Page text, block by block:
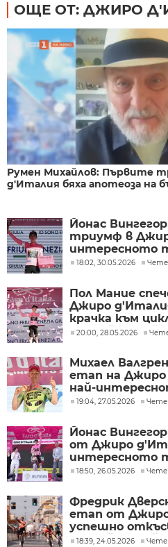
ОЩЕ ОТ: ДЖИРО
Румен Михайлов: Първите
д'Италия бяха апотеоза на
Йонас
триумф в
интересното
18:02, 30.05.2026 Чете
Пол Мание
Джиро
крачка към
(Гледайте
20:00, 28.05.2026
Михаел
етап на Джиро
най-
19:04, 27.05.2026 Чете
Йонас
от Джиро
интересното
18:50, 26.05.2026 Чете
Фредрик
етап от Джиро
успешно
(Гледайте
18:39, 24.05.2026 Чете